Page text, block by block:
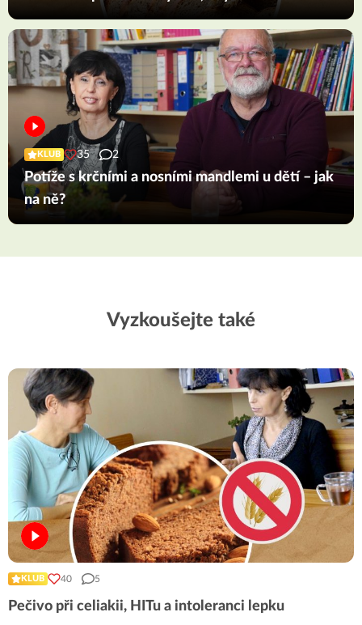
KLUB 35 2
Potíže s krčními a nosními mandlemi u dětí – jak
na ně?
Vyzkoušejte také
KLUB 40 5
Pečivo při celiakii, HITu a intoleranci lepku